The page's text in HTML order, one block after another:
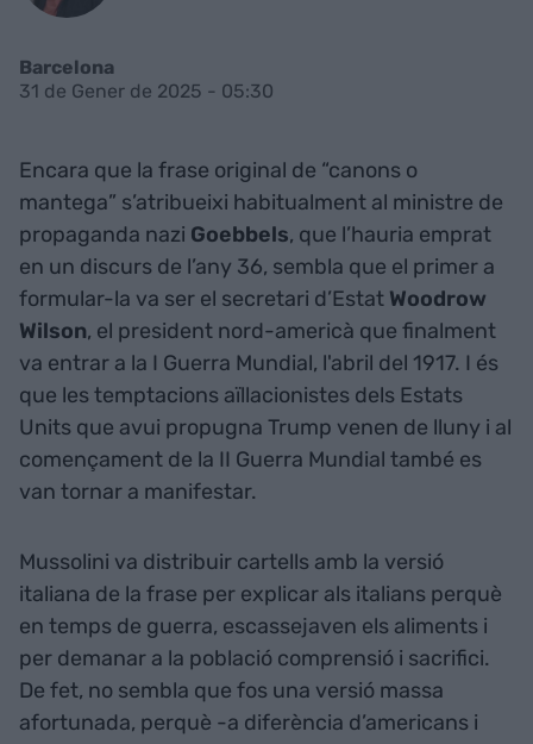
Barcelona
31 de Gener de 2025 - 05:30
Encara que la frase original de “canons o
mantega” s’atribueixi habitualment al ministre de
propaganda nazi Goebbels, que l’hauria emprat
en un discurs de l’any 36, sembla que el primer a
formular-la va ser el secretari d’Estat Woodrow
Wilson, el president nord-americà que finalment
va entrar a la I Guerra Mundial, l'abril del 1917. I és
que les temptacions aïllacionistes dels Estats
Units que avui propugna Trump venen de lluny i al
començament de la II Guerra Mundial també es
van tornar a manifestar.
Mussolini va distribuir cartells amb la versió
italiana de la frase per explicar als italians perquè
en temps de guerra, escassejaven els aliments i
per demanar a la població comprensió i sacrifici.
De fet, no sembla que fos una versió massa
afortunada, perquè -a diferència d’americans i